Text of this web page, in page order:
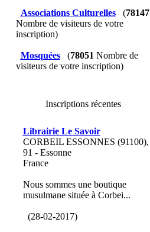
Associations Culturelles (78147
Nombre de visiteurs de votre
inscription)
Mosquées (78051 Nombre de
visiteurs de votre inscription)
Inscriptions récentes
Librairie Le Savoir
CORBEIL ESSONNES (91100),
91 - Essonne
France
Nous sommes une boutique
musulmane située à Corbei...
(28-02-2017)